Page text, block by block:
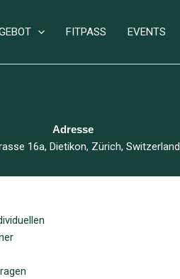
FITPASS EVENTS
Adresse
16a, Dietikon, Zürich, Switzerland